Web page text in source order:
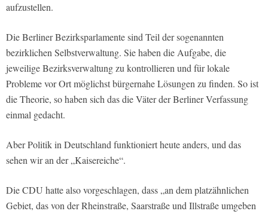
aufzustellen.
Die Berliner Bezirksparlamente sind Teil der sogenannten
bezirklichen Selbstverwaltung. Sie haben die Aufgabe, die
jeweilige Bezirksverwaltung zu kontrollieren und für lokale
Probleme vor Ort möglichst bürgernahe Lösungen zu finden. So ist
die Theorie, so haben sich das die Väter der Berliner Verfassung
einmal gedacht.
Aber Politik in Deutschland funktioniert heute anders, und das
sehen wir an der „Kaisereiche“.
Die CDU hatte also vorgeschlagen, dass „an dem platzähnlichen
Gebiet, das von der Rheinstraße, Saarstraße und Illstraße umgeben